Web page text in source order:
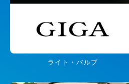
ライト・バルブ